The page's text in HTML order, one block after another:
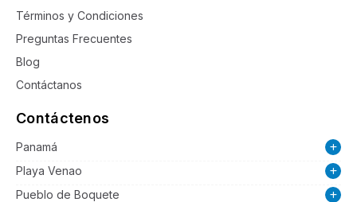
Términos y Condiciones
Preguntas Frecuentes
Blog
Contáctanos
Contáctenos
Panamá
Playa Venao
Pueblo de Boquete